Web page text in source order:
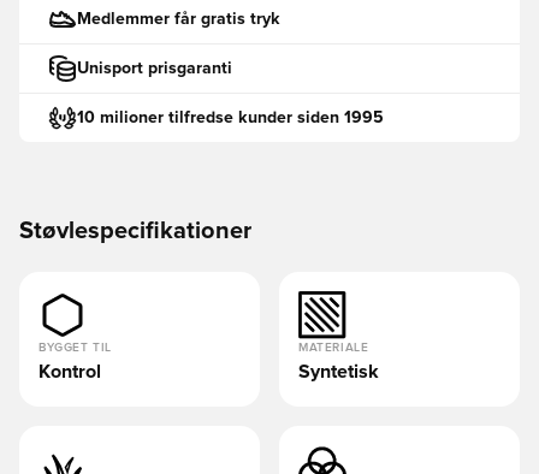
Medlemmer får gratis tryk
Unisport prisgaranti
10 milioner tilfredse kunder siden 1995
Støvlespecifikationer
BYGGET TIL
Kontrol
MATERIALE
Syntetisk